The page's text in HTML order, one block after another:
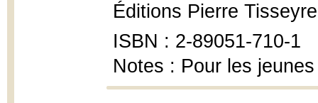
Éditions Pierre
ISBN : 2-89051-710-1
Notes : Pour les jeunes